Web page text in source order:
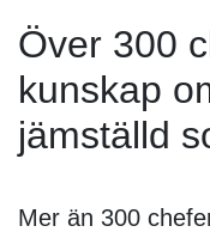
Över 300
kunskap
jämställd
Mer än 300